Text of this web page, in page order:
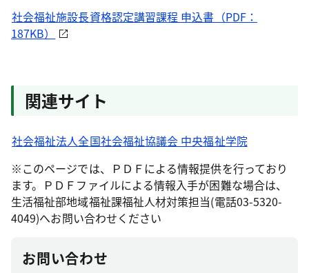
社会福祉施設長資格認定講習課程 申込書（PDF：
187KB）
関連サイト
社会福祉法人全国社会福祉協議会 中央福祉学院
※このページでは、ＰＤＦによる情報提供を行っており
ます。ＰＤＦファイルによる情報入手が困難な場合は、
生活福祉部地域福祉課福祉人材対策担当(電話03-5320-
4049)へお問い合わせください
お問い合わせ